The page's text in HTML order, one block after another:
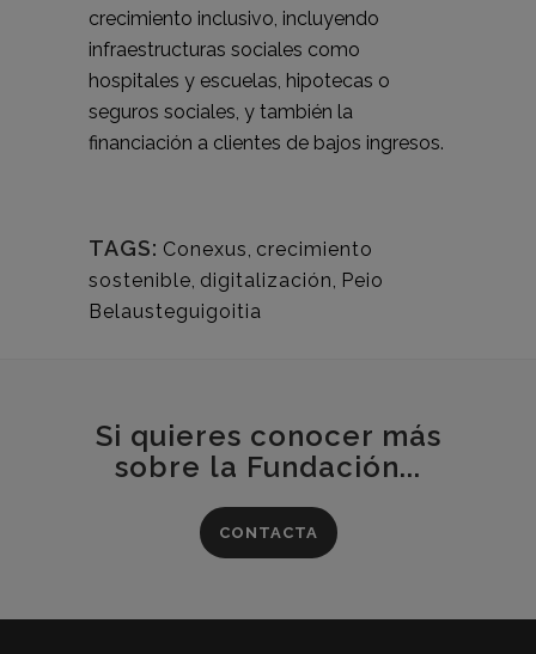
crecimiento inclusivo, incluyendo
infraestructuras sociales como
hospitales y escuelas, hipotecas o
seguros sociales, y también la
financiación a clientes de bajos ingresos.
TAGS: Conexus, crecimiento
sostenible, digitalización, Peio
Belausteguigoitia
Si quieres conocer más
sobre la Fundación...
CONTACTA